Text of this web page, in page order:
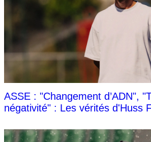
ASSE : "Changement d’ADN",
négativité" : Les vérités d'Huss